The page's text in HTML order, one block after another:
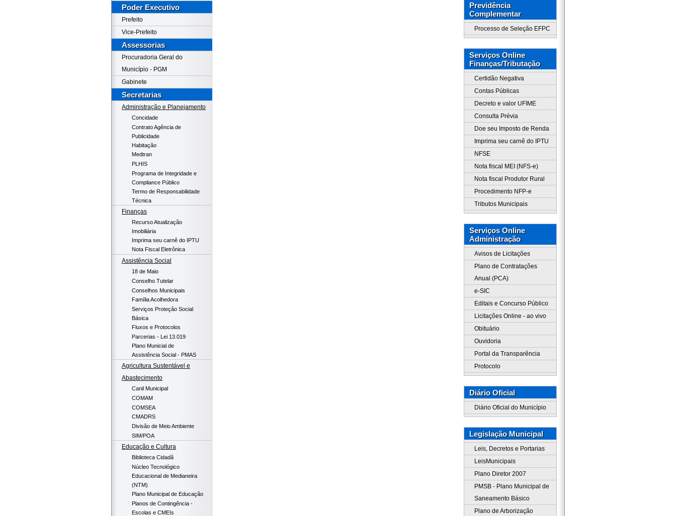
Poder Executivo
Prefeito
Vice-Prefeito
Assessorias
Procuradoria Geral do
Município - PGM
Gabinete
Secretarias
Administração e Planejamento
Concidade
Contrato Agência de
Publicidade
Habitação
Medtran
PLHIS
Programa de Integridade e
Compliance Público
Termo de Responsabilidade
Técnica
Finanças
Recurso Atualização
Imobiliária
Imprima seu carnê do IPTU
Nota Fiscal Eletrônica
Assistência Social
18 de Maio
Conselho Tutelar
Conselhos Municipais
Família Acolhedora
Serviços Proteção Social
Básica
Fluxos e Protocolos
Parcerias - Lei 13.019
Plano Municial de
Assistência Social - PMAS
Agricultura Sustentável e
Abastecimento
Canil Municipal
COMAM
COMSEA
CMADRS
Divisão de Meio Ambiente
SIM/POA
Educação e Cultura
Biblioteca Cidadã
Núcleo Tecnológico
Educacional de Medianeira
(NTM)
Plano Municipal de Educação
Planos de Contingência -
Escolas e CMEIs
Previdência
Complementar
Processo de Seleção EFPC
Serviços Online
Finanças/Tributação
Certidão Negativa
Contas Públicas
Decreto e valor UFIME
Consulta Prévia
Doe seu Imposto de Renda
Imprima seu carnê do IPTU
NFSE
Nota fiscal MEI (NFS-e)
Nota fiscal Produtor Rural
Procedimento NFP-e
Tributos Municipais
Serviços Online
Administração
Avisos de Licitações
Plano de Contratações
Anual (PCA)
e-SIC
Editais e Concurso Público
Licitações Online - ao vivo
Obituário
Ouvidoria
Portal da Transparência
Protocolo
Diário Oficial
Diário Oficial do Município
Legislação Municipal
Leis, Decretos e Portarias
LeisMunicipais
Plano Diretor 2007
PMSB - Plano Municipal de
Saneamento Básico
Plano de Arborização